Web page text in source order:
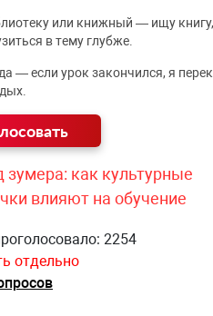
или книжный — ищу
в тему глубже.
— если урок закончился, я
зумера: как культурные
влияют на обучение
2254
отдельно